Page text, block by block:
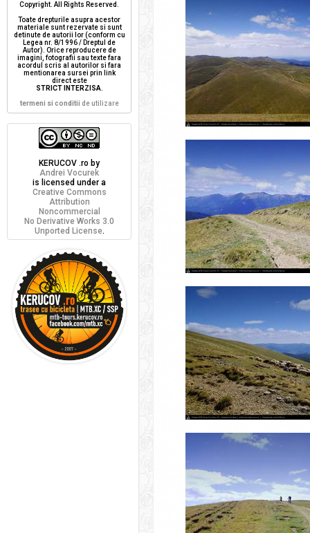
Copyright. All Rights Reserved.
Toate drepturile asupra acestor
materiale sunt rezervate si sunt
detinute de autorii lor (conform cu
Legea nr. 8/1996 / Dreptul de
Autor). Orice reproducere de
imagini, fotografii sau texte fara
acordul scris al autorilor si fara
mentionarea sursei prin link
direct este
STRICT INTERZISA.
termeni si conditii de utilizare
KERUCOV .ro by
Andrei Vocurek
is licensed under a
Creative Commons
Attribution
Noncommercial
No Derivative Works 3.0
Unported License.